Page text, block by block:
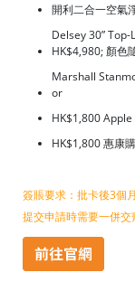
開利二合一空氣
Delsey 30”
HK$4,980; 顏色
Marshall
or
HK$1,800
HK$1,800 惠康
簽賬要求：批卡後3個
提交申請時需要一併交